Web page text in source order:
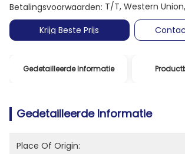
Betalingsvoorwaarden: T/T, Western
Krijg Beste Prijs
Gedetailleerde Informatie
Gedetailleerde Informatie
Place Of Origin: